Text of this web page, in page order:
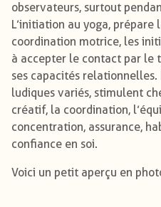
observateurs, surtout
L’initiation au yoga,
coordination motrice, les
à accepter le contact par le
ses capacités
ludiques variés, stimulent
créatif, la coordination,
concentration, assurance,
confiance en soi.
Voici un petit aperçu en